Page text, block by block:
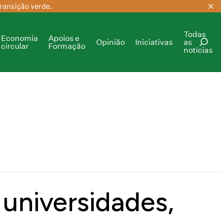
verde.
Economia
circular
Apoios e
Formação
Opinião Iniciativas
Todas
as
notícias